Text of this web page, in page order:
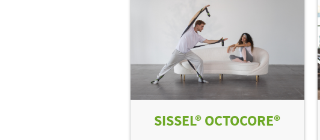
SISSEL® OCTOCORE®